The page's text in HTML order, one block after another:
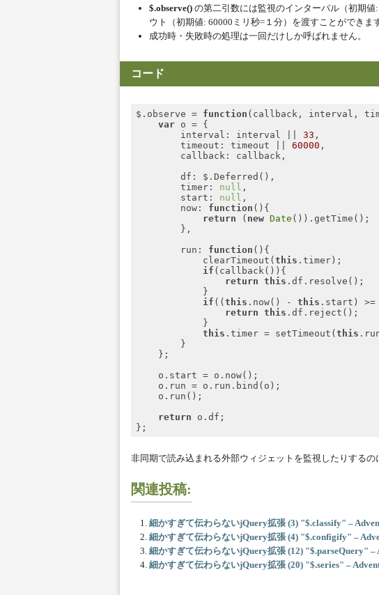
$.observe()の第二引数には監視のインターバル（初期
ウト（初期値: 60000ミリ秒=１分）を渡すことができま
成功時・失敗時の処理は一回だけしか呼ばれません。
コード
$.observe = function ( callback, interval,
var o = {
interval : interval || 33 ,
timeout : timeout || 60000 ,
callback : callback,
df : $.Deferred(),
timer: null ,
start : null ,
now: function ( ) {
return ( new Date ()).getTime();
        },
run : function ( ) {
            clearTimeout(
this .timer);
if (callback()){
return this .df.resolve();
            }
if ((this .now() - this .start) >=
return this .df.reject();
            }
this .timer = setTimeout(this
        }
    };
    o.start = o.now();
    o.run = o.run.bind(o);
    o.run();
return o.df;
非同期で読み込まれる外部ウィジェットを監視したりするの
関連投稿:
細かすぎて伝わらないjQuery拡張 (3) "$.classify" –
細かすぎて伝わらないjQuery拡張 (4) "$.configify" –
細かすぎて伝わらないjQuery拡張 (12) "$.parseQuery" –
細かすぎて伝わらないjQuery拡張 (20) "$.series" –